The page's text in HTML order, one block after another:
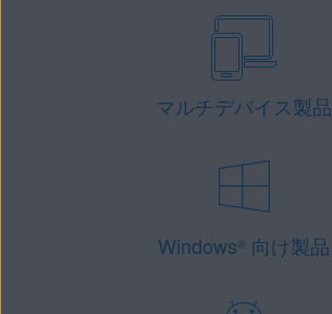
マルチデバイス製品
Windows®向け製品